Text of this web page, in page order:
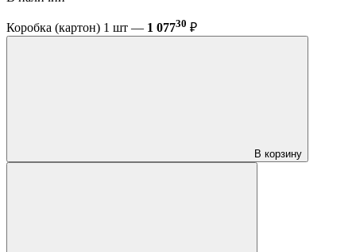
Коробка (картон) 1 шт — 1 07730 ₽
В корзину